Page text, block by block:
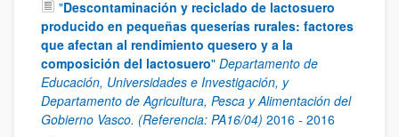
"Descontaminación y reciclado de lactosuero
producido en pequeñas queserías rurales: factores
que afectan al rendimiento quesero y a la
composición del lactosuero" Departamento de
Educación, Universidades e Investigación, y
Departamento de Agricultura, Pesca y Alimentación del
Gobierno Vasco. (Referencia: PA16/04) 2016 - 2016